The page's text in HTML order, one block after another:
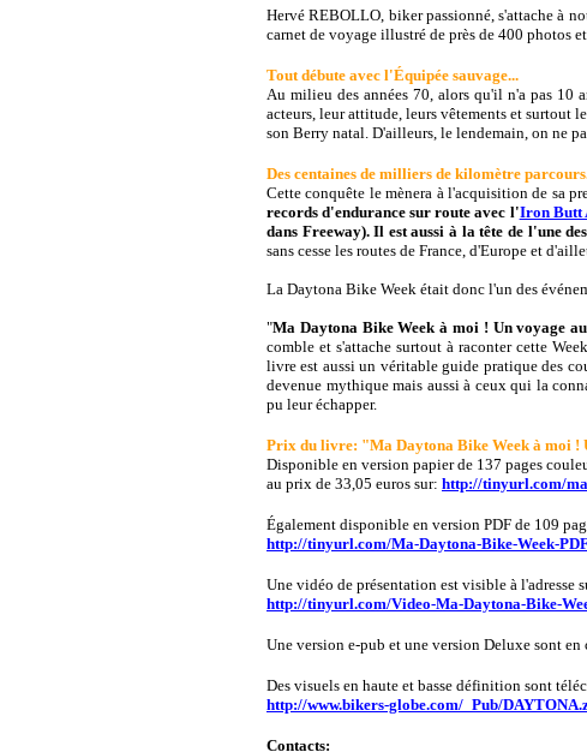
Hervé REBOLLO, biker passionné, s'attache à
carnet de voyage illustré de près de 400 photos
Tout débute avec l'Équipée sauvage...
Au milieu des années 70, alors qu'il n'a pas 10
acteurs, leur attitude, leurs vêtements et
son Berry natal. D'ailleurs, le lendemain, on ne
Des centaines de milliers de kilomètre
Cette conquête le mènera à l'acquisition de sa
records d'endurance sur route avec l'Iron Butt
dans Freeway). Il est aussi à la tête de l'une
sans cesse les routes de France, d'Europe et
La Daytona Bike Week était donc l'un des
"Ma Daytona Bike Week à moi ! Un voyage
comble et s'attache surtout à raconter cette
livre est aussi un véritable guide pratique des
devenue mythique mais aussi à ceux qui la
pu leur échapper.
Prix du livre: "Ma Daytona Bike Week à moi !
Disponible en version papier de 137 pages
au prix de 33,05 euros sur: http://tinyurl.com/
Également disponible en version PDF de 109
http://tinyurl.com/Ma-Daytona-Bike-Week-
Une vidéo de présentation est visible à l'adresse
http://tinyurl.com/Video-Ma-Daytona-Bike-
Une version e-pub et une version Deluxe sont
Des visuels en haute et basse définition sont
http://www.bikers-globe.com/_Pub/
Contacts: